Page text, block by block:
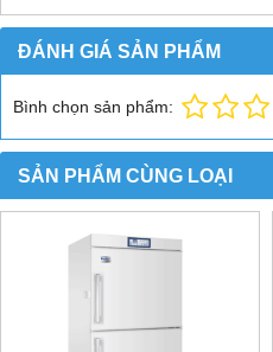
ĐÁNH GIÁ SẢN PHẨM
Bình chọn sản phẩm:
SẢN PHẨM CÙNG LOẠI